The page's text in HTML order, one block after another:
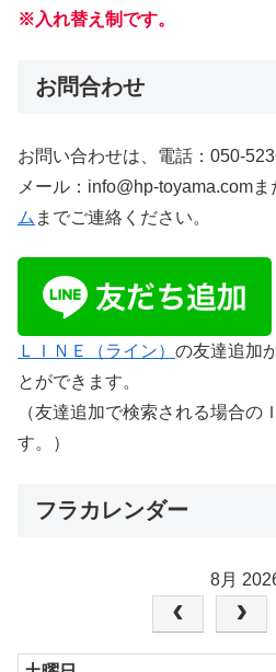
※入れ替え制です。
お問合わせ
お問い合わせは、電話：050-
メール：info@hp-toyama.comま
ム までご連絡ください。
ＬＩＮＥ（ライン） の友達追加
とができます。
（友達追加で検索される場合の
す。）
フラカレンダー
8月